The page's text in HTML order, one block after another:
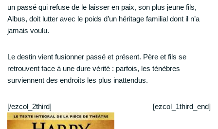
un passé qui refuse de le laisser en paix, son plus jeune fils,
Albus, doit lutter avec le poids d’un héritage familial dont il n’a
jamais voulu.
Le destin vient fusionner passé et présent. Père et fils se
retrouvent face à une dure vérité : parfois, les ténèbres
surviennent des endroits les plus inattendus.
[/ezcol_2third] [ezcol_1third_end]